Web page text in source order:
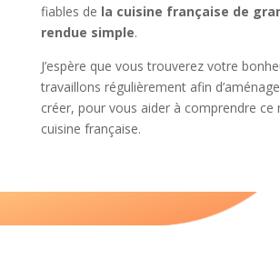
fiables de la cuisine française de
rendue simple.
J’espère que vous trouverez votre
travaillons régulièrement afin
créer, pour vous aider à comprendre ce
cuisine française.